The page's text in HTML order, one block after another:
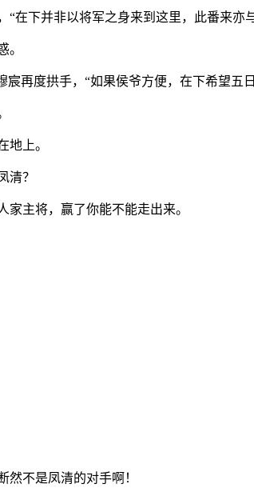
“在下并非以将军之身来到这里，此番来亦
。
宸再度拱手，“如果侯爷方便，在下希望五
地上。
清？
家主将，赢了你能不能走出来。
然不是凤清的对手啊！